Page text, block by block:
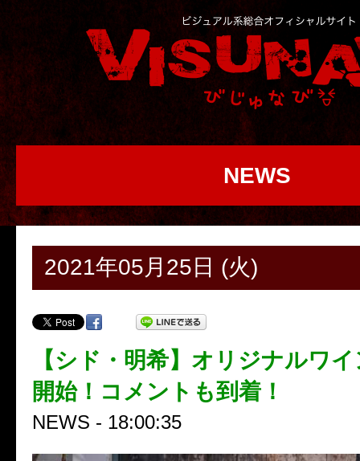
NEWS
2021年05月25日 (火)
【シド・明希】オリジナルワ
開始！コメントも到着！
NEWS - 18:00:35